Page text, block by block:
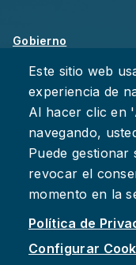
Gobierno
Sobre Chattanooga
Empleos
Política de
Accesibilidad
Deje su Comentario
Este sitio web
experiencia de
Al hacer clic en
navegando,
Puede
revocar el
momento en la
Política de
Configurar
InstagramYouTube